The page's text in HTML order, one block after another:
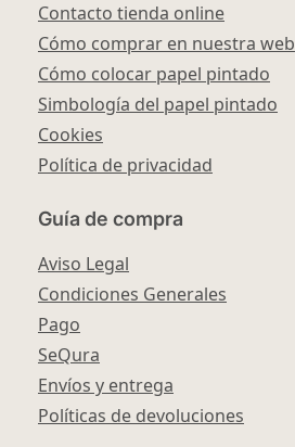
Contacto tienda online
Cómo comprar en nuestra web
Cómo colocar papel pintado
Simbología del papel pintado
Cookies
Política de privacidad
Guía de compra
Aviso Legal
Condiciones Generales
Pago
SeQura
Envíos y entrega
Políticas de devoluciones